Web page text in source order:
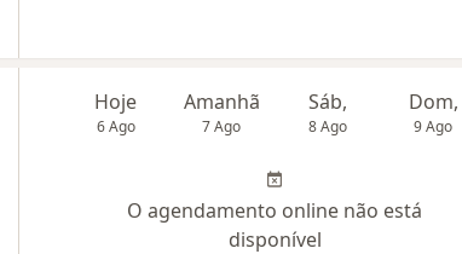
Hoje
6 Ago
Amanhã
7 Ago
Sáb,
8 Ago
Dom,
9 Ago
O agendamento online não está
disponível